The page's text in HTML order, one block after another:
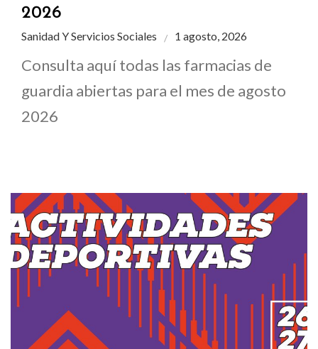
2026
Sanidad Y Servicios Sociales 1 agosto, 2026
Consulta aquí todas las farmacias de
guardia abiertas para el mes de agosto
2026